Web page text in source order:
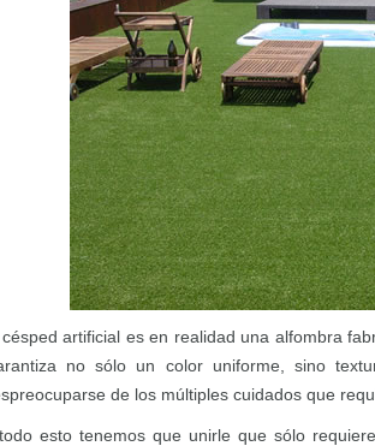
césped artificial es en realidad una alfombra
no sólo un color uniforme, sino
de los múltiples cuidados que
esto tenemos que unirle que sólo